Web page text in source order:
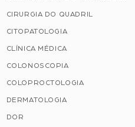
CIRURGIA DO QUADRIL
CITOPATOLOGIA
CLÍNICA MÉDICA
COLONOSCOPIA
COLOPROCTOLOGIA
DERMATOLOGIA
DOR